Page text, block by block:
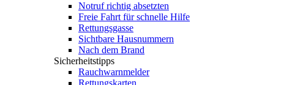
Notruf richtig absetzten
Freie Fahrt für schnelle Hilfe
Rettungsgasse
Sichtbare Hausnummern
Nach dem Brand
Sicherheitstipps
Rauchwarnmelder
Rettungskarten